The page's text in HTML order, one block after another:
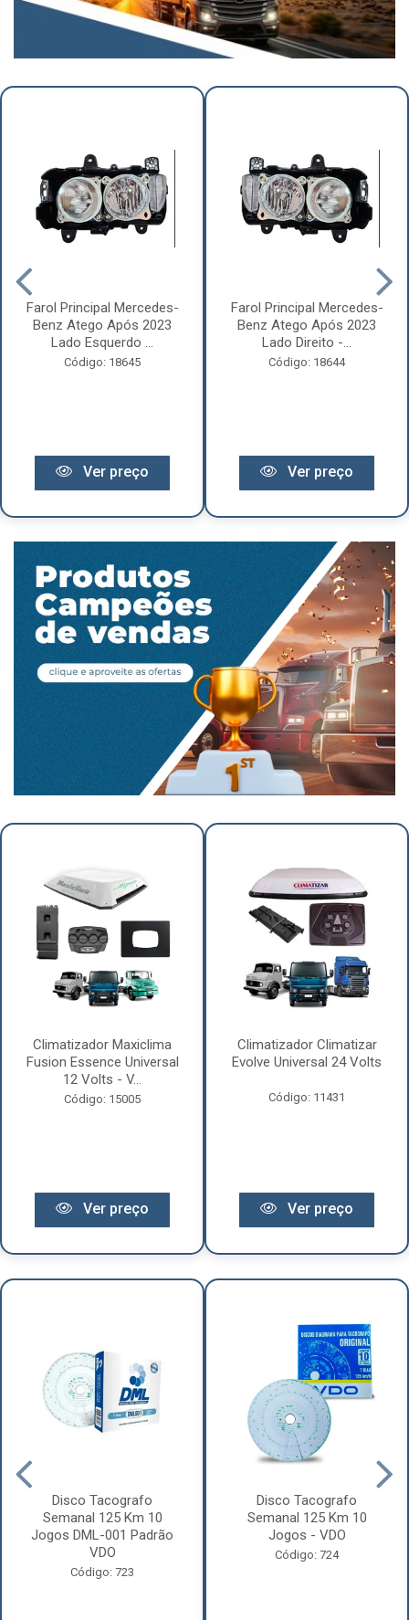
Farol Principal Mercedes-
Benz Atego Após 2023
Lado Esquerdo ...
Código: 18645
Ver preço
Farol Principal Mercedes-
Benz Atego Após 2023
Lado Direito -...
Código: 18644
Ver preço
Climatizador Maxiclima
Fusion Essence Universal
12 Volts - V...
Código: 15005
Ver preço
Climatizador Climatizar
Evolve Universal 24 Volts
Código: 11431
Ver preço
Disco Tacografo
Semanal 125 Km 10
Jogos DML-001 Padrão
VDO
Código: 723
Disco Tacografo
Semanal 125 Km 10
Jogos - VDO
Código: 724